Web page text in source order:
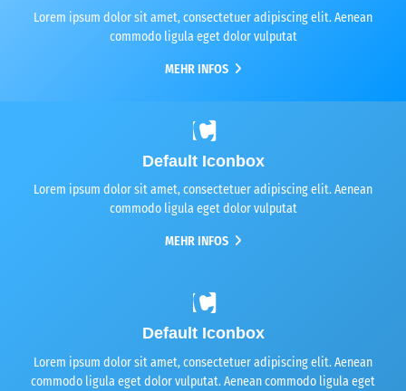
Lorem ipsum dolor sit amet, consectetuer adipiscing elit. Aenean
commodo ligula eget dolor vulputat
MEHR INFOS
Default Iconbox
Lorem ipsum dolor sit amet, consectetuer adipiscing elit. Aenean
commodo ligula eget dolor vulputat
MEHR INFOS
Default Iconbox
Lorem ipsum dolor sit amet, consectetuer adipiscing elit. Aenean
commodo ligula eget dolor vulputat. Aenean commodo ligula eget